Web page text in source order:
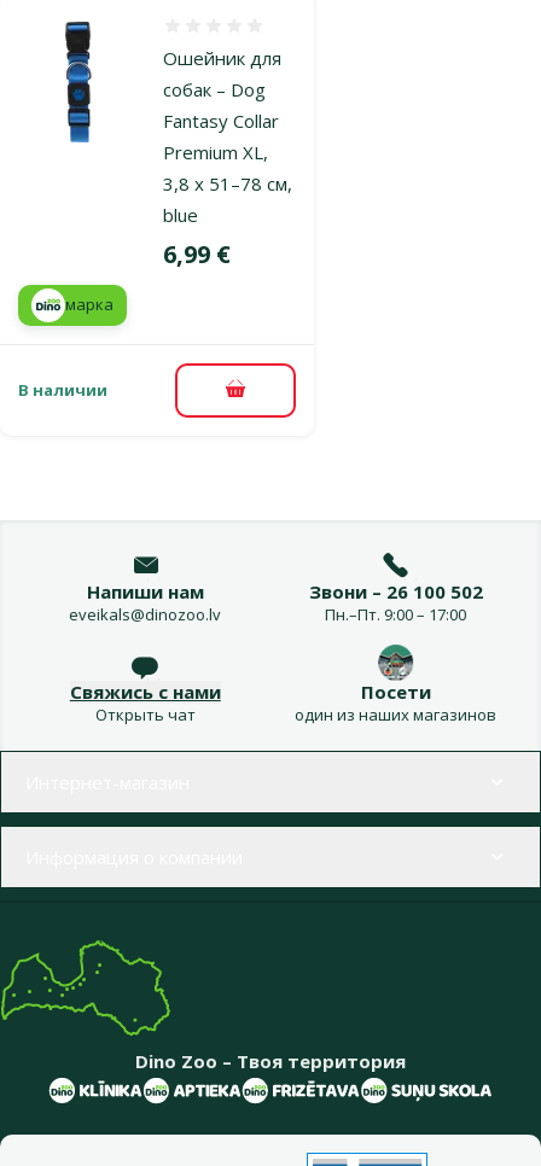
Ошейник для
собак – Dog
Fantasy Collar
Premium XL,
3,8 x 51–78 см,
blue
Цена
6,99 €
марка
В наличии В корзину
Напиши нам
eveikals@dinozoo.lv
Звони – 26 100 502
Пн.–Пт. 9:00 – 17:00
Свяжись с нами
Открыть чат
Посети
один из наших магазинов
Dino Zoo – Твоя территория